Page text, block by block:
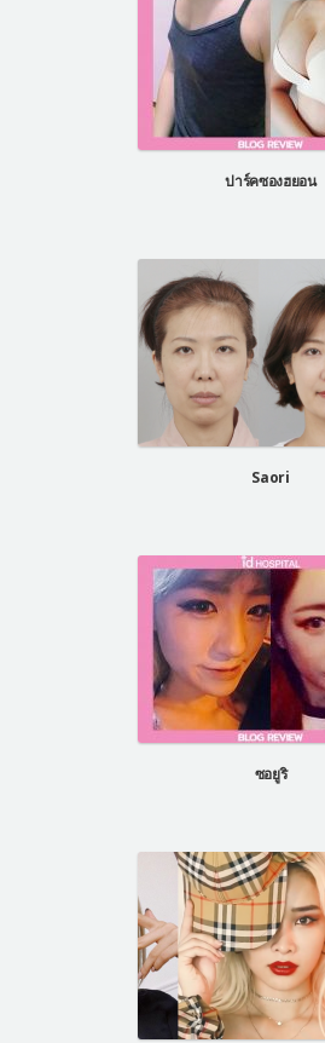
ปาร์คซองฮยอน
Saori
ซอยูริ